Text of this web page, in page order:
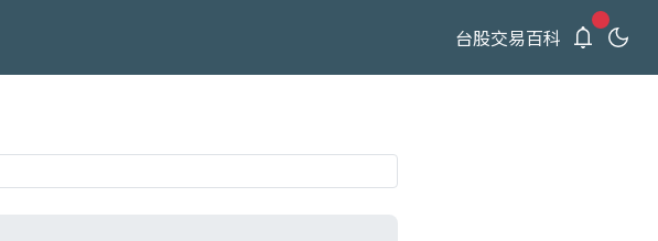
台股交易百科 新通知